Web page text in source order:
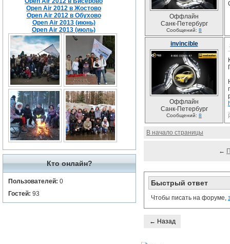
Open Air 2012 в Жостово
Open Air 2012 в Обухово
Open Air 2013 (июнь)
Open Air 2013 (июль)
Кто онлайн?
Пользователей: 0
Гостей: 93
Оффлайн
Санк-Петербург
Сообщений: 8
invincible
Оффлайн
Санк-Петербург
Сообщений: 8
В начало страницы
←
Быстрый ответ
Чтобы писать на форуме,
← Назад